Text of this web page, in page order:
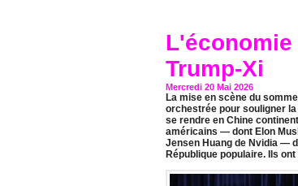
Trump-Xi
Mercredi 20 Mai 2026
La mise en scène du
orchestrée pour souligner
se rendre en Chine
américains — dont Elon
Jensen Huang de Nvidia —
République populaire. Ils